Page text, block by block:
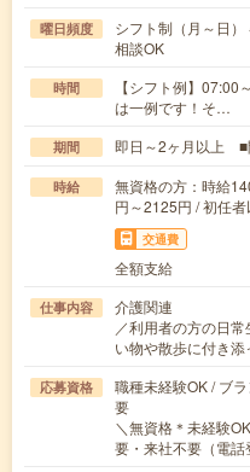
曜日頻度
シフト制（月～日
相談OK
時間
【シフト例】
は一例です！そ…
期間 即日～2ヶ月以上 ■
時給
無資格の方：時給
円～2125円 / 初任
交通費
全額支給
仕事内容
介護関連
／利用者の方の日
い物や散歩に付き
応募資格
職種未経験OK / ブ
要
＼無資格＊未経験
要・来社不要（電